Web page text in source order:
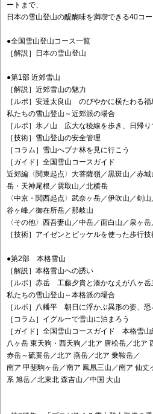
ートまで、
日本の雪山登山の醍醐味を満喫できる40コー
●全国雪山登山コース一覧
［解説］日本の雪山登山
●第1部 近郊雪山
［解説］近郊雪山の魅力
［ルポ］安達太良山 のびやかに横たわる
私たちの雪山登山～近郊派の場合
［ルポ］氷ノ山 広大な稜線を歩き、日帰
［技術］雪山登山の安全管理
［コラム］雪山へブナ林を見に行こう
［ガイド］全国雪山コースガイド
近郊編〈関東起点〉大菩薩嶺／黒斑山／赤
岳・天神尾根／雲取山／北横岳
〈中京・関西起点〉武奈ヶ岳／伊吹山／剣
谷ヶ峰／御在所岳／那岐山
〈その他〉西吾妻山／中岳／面白山／泉ヶ
［技術］アイゼンとピッケルを使った歩行技
●第2部 本格雪山
［解説］本格雪山への誘い
［ルポ］赤岳 工藤夕貴と湊かなえが八ヶ岳
私たちの雪山登山～本格派の場合
［ルポ］八幡平 朝日に浮かぶ異形の姿、
［コラム］イグルーで雪山に泊まろう
［ガイド］全国雪山コースガイド 本格雪山
八ヶ岳 東天狗・西天狗／北ア 唐松岳／北ア
赤岳～硫黄岳／北ア 燕岳／北ア 乗鞍岳／
南ア 甲斐駒ヶ岳／南ア 鳳凰三山／南ア 仙
系 旭岳／北東北 森吉山／中国 大山